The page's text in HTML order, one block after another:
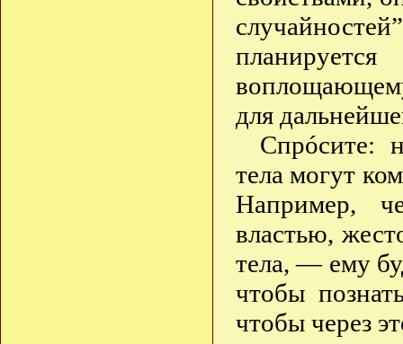
для
Спрóсите:
тела могут
Например,
властью,
тела, — ему
чтобы
чтобы через